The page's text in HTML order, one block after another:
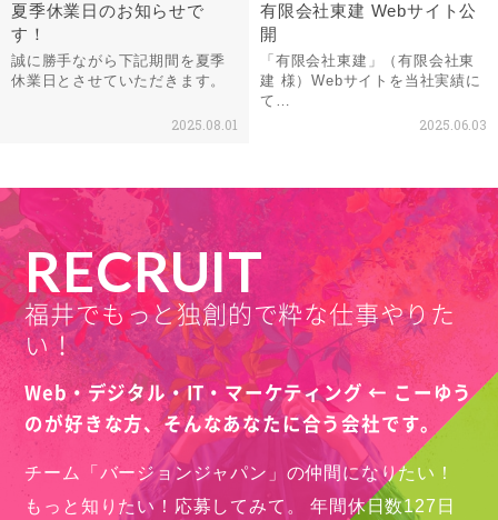
夏季休業日のお知らせで
す！
誠に勝手ながら下記期間を夏季
休業日とさせていただきます。
2025.08.01
有限会社東建 Webサイト公
開
「有限会社東建」（有限会社東
建 様）Webサイトを当社実績に
て…
2025.06.03
RECRUIT
福井でもっと独創的で粋な仕事やりた
い！
Web・デジタル・IT・マーケティング ← こーゆう
のが好きな方、そんなあなたに合う会社です。
チーム「バージョンジャパン」の仲間になりたい！
もっと知りたい！応募してみて。
年間休日数127日